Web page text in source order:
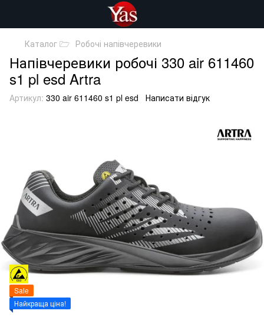
Каталог 🗁 Робочі напівчеревики
Напівчеревики робочі 330 air 611460
s1 pl esd Artra
Артикул: 330 air 611460 s1 pl esd Написати відгук
Sale
Найкраща ціна!